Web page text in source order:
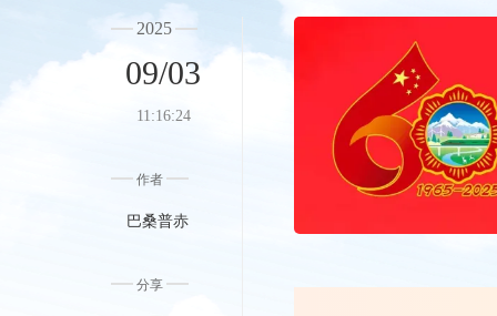
2025
09/03
11:16:24
作者
巴桑普赤
分享